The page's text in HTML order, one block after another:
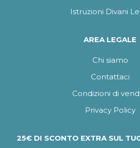
Istruzioni Divani
AREA LEGALE
Chi siamo
Contattaci
Condizioni di
Privacy Policy
25€ DI SCONTO EXTRA SUL